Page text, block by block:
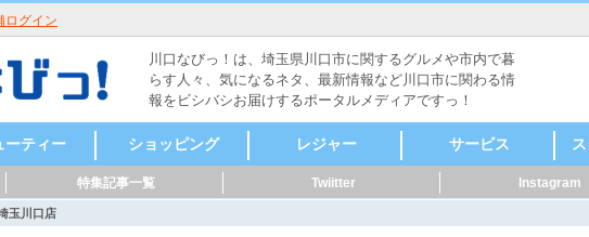
ログイン
川口なびっ！は、埼玉県川口市に関するグルメや市内で暮
らす人々、気になるネタ、最新情報など川口市に関わる情
報をビシバシお届けするポータルメディアですっ！
ーティー ショッピング
食料品
ファッション レディース
アクセサリー
本・雑誌・漫画
家電・電化製品
自転車・バイク
新車・中古車
スポーツ用品
メガネ・コンタク
ト・サングラス
CD・DVD
リサイクルショップ
骨董・陶磁器
着物・呉服
美容・健康
家具・インテリア
花・ガーデニング
雑貨
ペット用品
音楽・楽器
セレクトショップ
ドラッグストア・薬
局
その他
ヴィンテージ・古道
具
キャンプ・アウトド
ア
レジャー
カラオケ
ボーリング・ダーツ
ゲームセンター
映画館・劇場
健康ランド・温泉
占い・手相
バッティング
ライブハウス・音楽
体験・ツアー
その他レジャー
サービス
リラクゼーション
カイロプラクティッ
ク
レンタルショップ
レ
シ
便利屋・家事代行・
掃除
建築・土木・造園 機
印
化
自
品
製
食
建
質屋・リサイクルシ
ョップ
パフォーマー・ダン
ス
クリーニング・コイ
ンランドリー
アニマル・ペット
花・フラワーアート 英
ス
料理
音楽
美
着
花
絵
塾
幼
マ
ダ
ヨ
ハ
特集記事一覧 Twiitter Instagram
玉川口店